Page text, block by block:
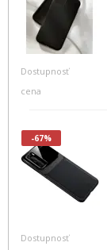
Dostupnosť
cena
-67%
Dostupnosť